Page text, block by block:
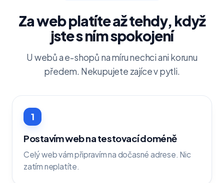
Za web platíte až tehdy, když
jste s ním spokojení
U webů a e-shopů na míru nechci ani korunu
předem. Nekupujete zajíce v pytli.
1
Postavím web na testovací doméně
Celý web vám připravím na dočasné adrese. Nic
zatím neplatíte.